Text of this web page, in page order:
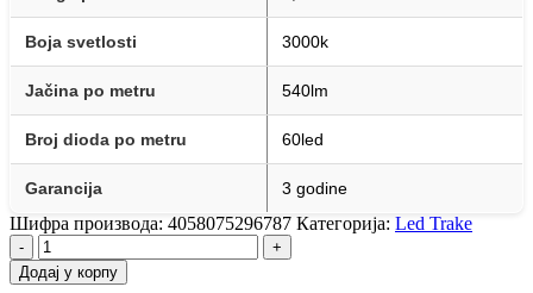
Boja svetlosti 3000k
Jačina po metru 540lm
Broj dioda po metru 60led
Garancija 3 godine
Шифра производа: 4058075296787 Категорија: Led Trake
-
+
Додај у корпу